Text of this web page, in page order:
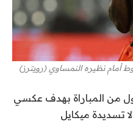
أمام نظيره النمساوي (رويترز)
من المباراة بهدف عكسي
تسديدة ميكايل